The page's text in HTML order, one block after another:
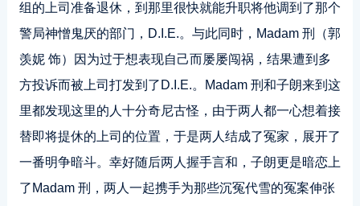
组的上司准备退休，到那里很快就能升职将他调到了那个
警局神憎鬼厌的部门，D.I.E.。与此同时，Madam 刑（郭
羡妮 饰）因为过于想表现自己而屡屡闯祸，结果遭到多
方投诉而被上司打发到了D.I.E.。Madam 刑和子朗来到这
里都发现这里的人十分奇尼古怪，由于两人都一心想着接
替即将提休的上司的位置，于是两人结成了冤家，展开了
一番明争暗斗。幸好随后两人握手言和，子朗更是暗恋上
了Madam 刑，两人一起携手为那些沉冤代雪的冤案伸张